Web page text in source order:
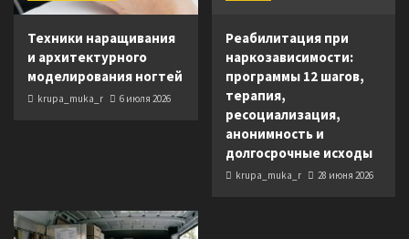
Техники наращивания
и архитектурного
моделирования ногтей
krupa_muka_r 6 июля 2026
Реабилитация при
наркозависимости:
программы 12 шагов,
терапия,
ресоциализация,
анонимность и
долгосрочные исходы
krupa_muka_r 28 июня 2026